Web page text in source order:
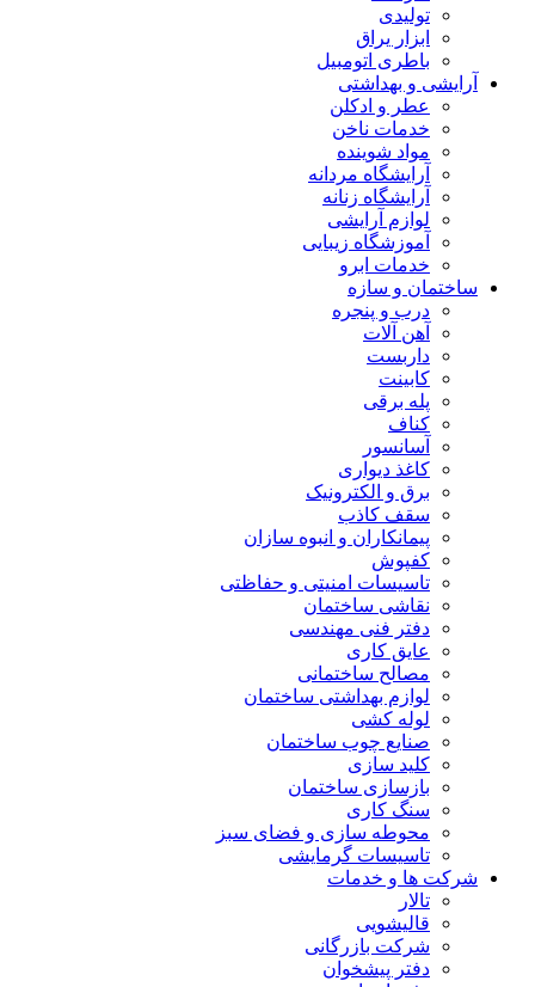
تولیدی
ابزار یراق
باطری اتومبیل
آرایشی و بهداشتی
عطر و ادکلن
خدمات ناخن
مواد شوینده
آرایشگاه مردانه
آرایشگاه زنانه
لوازم آرایشی
آموزشگاه زیبایی
خدمات ابرو
ساختمان و سازه
درب و پنجره
آهن آلات
داربست
کابینت
پله برقی
کناف
آسانسور
کاغذ دیواری
برق و الکترونیک
سقف کاذب
پیمانکاران و انبوه سازان
کفپوش
تاسیسات امنیتی و حفاظتی
نقاشی ساختمان
دفتر فنی مهندسی
عایق کاری
مصالح ساختمانی
لوازم بهداشتی ساختمان
لوله کشی
صنایع چوب ساختمان
کلید سازی
بازسازی ساختمان
سنگ کاری
محوطه سازی و فضای سبز
تاسیسات گرمایشی
شرکت ها و خدمات
تالار
قالیشویی
شرکت بازرگانی
دفتر پیشخوان